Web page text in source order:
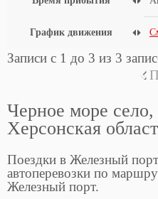
График движения
Записи с 1 до 3 из 3
Черное море
Херсонская
Поездки в Железный
автоперевозки по
Железный порт.